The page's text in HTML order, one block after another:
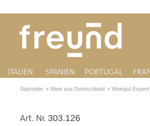
ITALIEN SPANIEN PORTUGAL
Startseite » Wein aus Deutschland »Weingut
Art. Nr. 303.126